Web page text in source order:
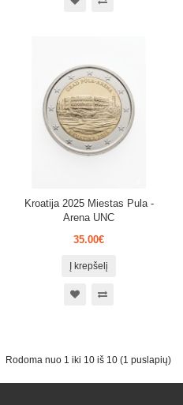
Kroatija 2025 Miestas Pula -
Arena UNC
35.00€
Į krepšelį
Rodoma nuo 1 iki 10 iš 10 (1 puslapių)